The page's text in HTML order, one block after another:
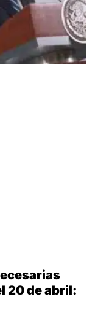
20 de abril: